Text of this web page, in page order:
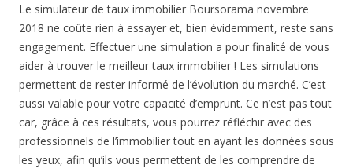
Le simulateur de taux immobilier Boursorama novembre
2018 ne coûte rien à essayer et, bien évidemment, reste sans
engagement. Effectuer une simulation a pour finalité de vous
aider à trouver le meilleur taux immobilier ! Les simulations
permettent de rester informé de l’évolution du marché. C’est
aussi valable pour votre capacité d’emprunt. Ce n’est pas tout
car, grâce à ces résultats, vous pourrez réfléchir avec des
professionnels de l’immobilier tout en ayant les données sous
les yeux, afin qu’ils vous permettent de les comprendre de